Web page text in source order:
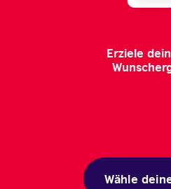
Erziele
Wähle